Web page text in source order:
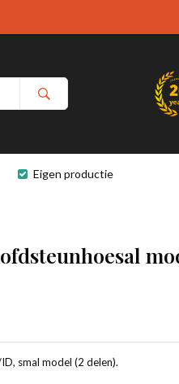
Eigen productie
smal model (2 delen).